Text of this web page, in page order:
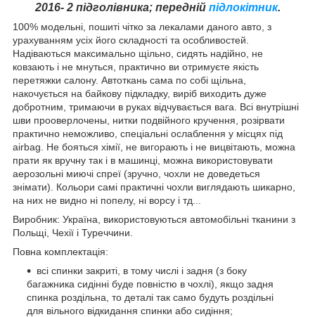
2016- 2 підголівника; передній підлокітник.
100% модельні, пошиті чітко за лекалами даного авто, з
урахуванням усіх його складності та особливостей.
Надіваються максимально щільно, сидять надійно, не
ковзають і не мнуться, практично ви отримуєте якість
перетяжки салону. Автоткань сама по собі щільна,
накочується на байкову підкладку, виріб виходить дуже
добротним, тримаючи в руках відчувається вага. Всі внутрішні
шви прооверлочены, нитки подвійного кручення, розірвати
практично неможливо, спеціальні ослаблення у місцях під
airbag. Не бояться хімії, не вигорають і не вицвітають, можна
прати як вручну так і в машинці, можна використовувати
аерозольні миючі спреї (зручно, чохли не доведеться
знімати). Кольори самі практичні чохли виглядають шикарно,
на них не видно ні попелу, ні ворсу і тд...
Виробник: Україна, використовуються автомобільні тканини з
Польщі, Чехії і Туреччини.
Повна комплектація:
всі спинки закриті, в тому числі і задня (з боку
багажника сидінні буде повністю в чохлі), якщо задня
спинка роздільна, то деталі так само будуть роздільні
для вільного відкидання спинки або сидіння;